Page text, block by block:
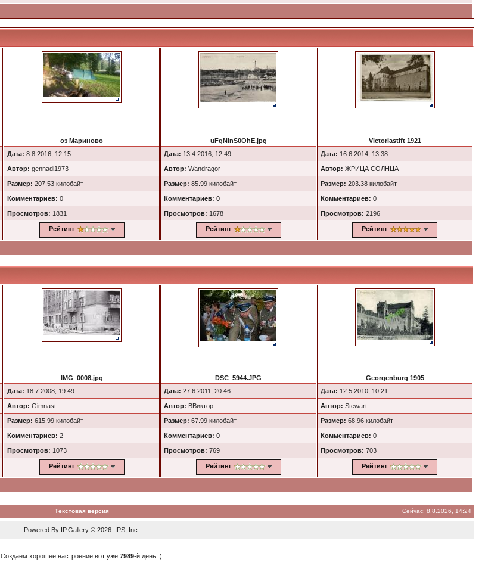
оз Мариново
Дата: 8.8.2016, 12:15
Автор: gennadi1973
Размер: 207.53 килобайт
Комментариев: 0
Просмотров: 1831
Рейтинг
uFqNlnS0OhE.jpg
Дата: 13.4.2016, 12:49
Автор: Wandragor
Размер: 85.99 килобайт
Комментариев: 0
Просмотров: 1678
Рейтинг
Victoriastift 1921
Дата: 16.6.2014, 13:38
Автор: ЖРИЦА СОЛНЦА
Размер: 203.38 килобайт
Комментариев: 0
Просмотров:2196
Рейтинг
IMG_0008.jpg
Дата: 18.7.2008, 19:49
Автор: Gimnast
Размер: 615.99 килобайт
Комментариев: 2
Просмотров: 1073
Рейтинг
DSC_5944.JPG
Дата: 27.6.2011, 20:46
Автор: ВВиктор
Размер: 67.99 килобайт
Комментариев: 0
Просмотров:769
Рейтинг
Georgenburg 1905
Дата: 12.5.2010, 10:21
Автор: Stewart
Размер: 68.96 килобайт
Комментариев: 0
Просмотров:703
Рейтинг
Текстовая версия Сейчас: 8.8.2026, 14:24
Powered By IP.Gallery© 2026 IPS, Inc.
Создаем хорошее настроение вот уже7989-й день :)